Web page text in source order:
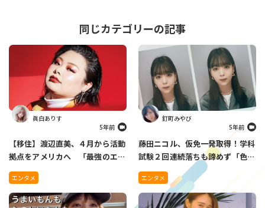
同じカテゴリーの記事
眞白ありす
5年前
【移住】渡辺直美、４月から活動
拠点をアメリカへ 「最強のエン
ターテイナーになれるように」
エンタメ
釘町みやび
5年前
藤田ニコル、仮免一発取得！学科
試験２回連続落ちも諦めず「色ん
な人に無理だよって言われたけ
ど」
エンタメ